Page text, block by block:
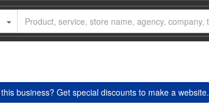
business? Get special discounts to make a website.